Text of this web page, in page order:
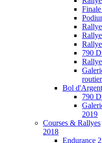
790
Bol
790
2019
Courses & Rallyes
2018
Endurance